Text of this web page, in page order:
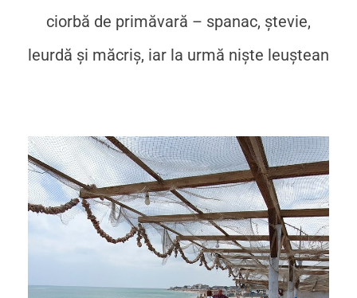
ciorbă de primăvară – spanac, ștevie,
leurdă și măcriș, iar la urmă niște leuștean